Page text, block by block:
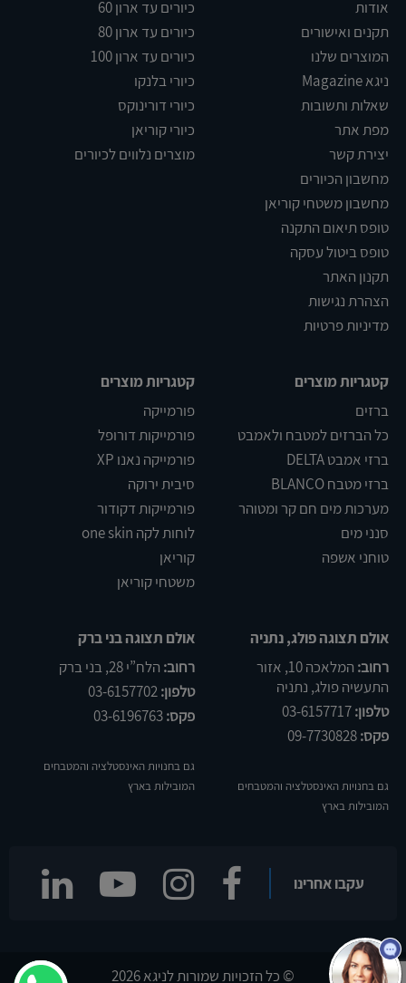
אודות
תקנים ואישורים
המוצרים שלנו
ניגא Magazine
שאלות ותשובות
מפת אתר
יצירת קשר
מחשבון הכיורים
מחשבון משטחי קוריאן
טופס תיאום התקנה
טופס ביטול עסקה
תקנון האתר
הצהרת נגישות
מדיניות פרטיות
כיורים עד ארון 60
כיורים עד ארון 80
כיורים עד ארון 100
כיורי בלנקו
כיורי דורינוקס
כיורי קוריאן
מוצרים נלווים לכיורים
קטגריות מוצרים
ברזים
כל הברזים למטבח ולאמבט
ברזי אמבט DELTA
ברזי מטבח BLANCO
מערכות מים חם קר ומטוהר
סנני מים
טוחני אשפה
קטגריות מוצרים
פורמייקה
פורמייקות דורופל
פורמייקה נאנו XP
סיבית ירוקה
פורמייקות דקודור
לוחות לקה one skin
קוריאן
משטחי קוריאן
אולם תצוגה פולג, נתניה
רחוב:
המלאכה 10, אזור
התעשיה פולג, נתניה
טלפון:03-6157717
פקס:
גם בחנויות האינסטלציה והמטבחים
המובילות בארץ
אולם תצוגה בני ברק
רחוב: הלח”י 28, בני ברק
טלפון:03-6157702
פקס:
גם בחנויות האינסטלציה והמטבחים
המובילות בארץ
עקבו אחרינו
© כל הזכויות שמורות לניגא 2026